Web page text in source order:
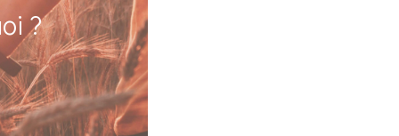
?
le plan physique